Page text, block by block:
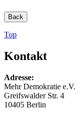
Back
Top
Kontakt
Adresse:
Mehr Demokratie e.V.
Greifswalder Str. 4
10405 Berlin